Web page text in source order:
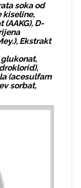
soka od
kiseline,
D-
Ekstrakt
(acesulfam
sorbat,